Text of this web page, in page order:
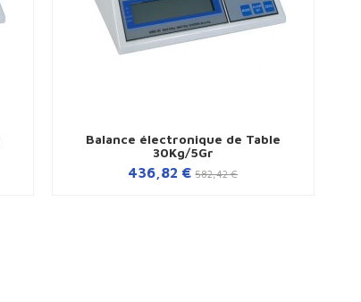
Balance électronique de Table
30Kg/5Gr
436,82 € 582,42 €